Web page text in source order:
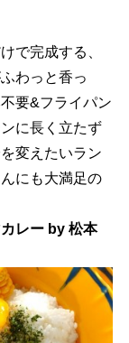
で完成する、
わっと香っ
要&フライパン
に長く立たず
変えたいラン
にも大満足の
レー by 松本